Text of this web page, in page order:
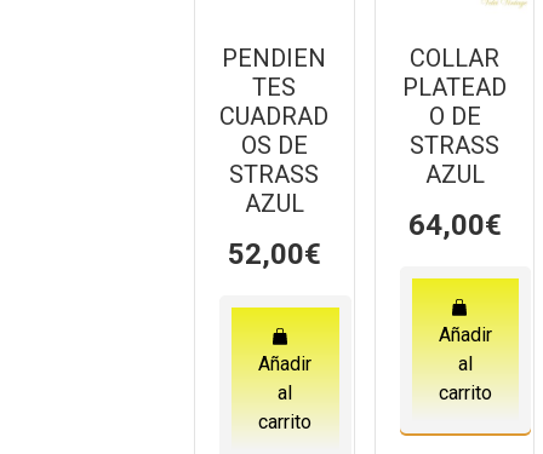
PENDIEN
TES
CUADRAD
OS DE
STRASS
AZUL
52,00€
Añadir
al
carrito
COLLAR
PLATEAD
O DE
STRASS
AZUL
64,00€
Añadir
al
carrito